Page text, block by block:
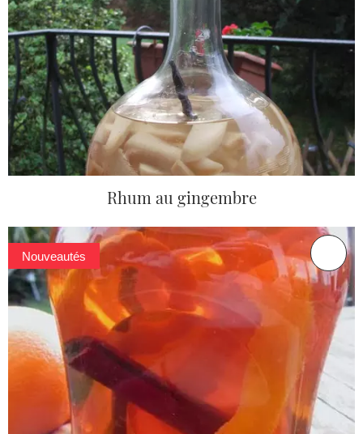
Rhum au gingembre
Nouveautés